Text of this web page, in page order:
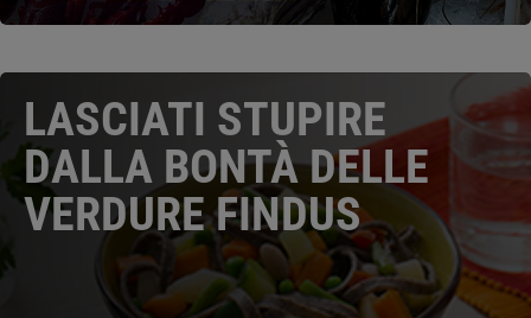
LASCIATI STUPIRE
DALLA BONTÀ DELLE
VERDURE FINDUS